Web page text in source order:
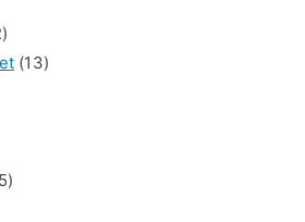
(13)